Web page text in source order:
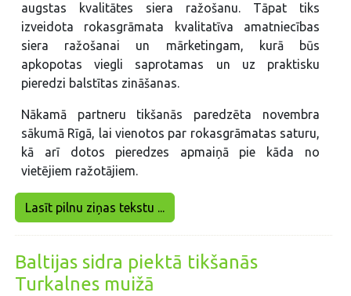
augstas kvalitātes siera ražošanu. Tāpat tiks
izveidota rokasgrāmata kvalitatīva amatniecības
siera ražošanai un mārketingam, kurā būs
apkopotas viegli saprotamas un uz praktisku
pieredzi balstītas zināšanas.
Nākamā partneru tikšanās paredzēta novembra
sākumā Rīgā, lai vienotos par rokasgrāmatas saturu,
kā arī dotos pieredzes apmaiņā pie kāda no
vietējiem ražotājiem.
Lasīt pilnu ziņas tekstu ...
Baltijas sidra piektā tikšanās
Turkalnes muižā